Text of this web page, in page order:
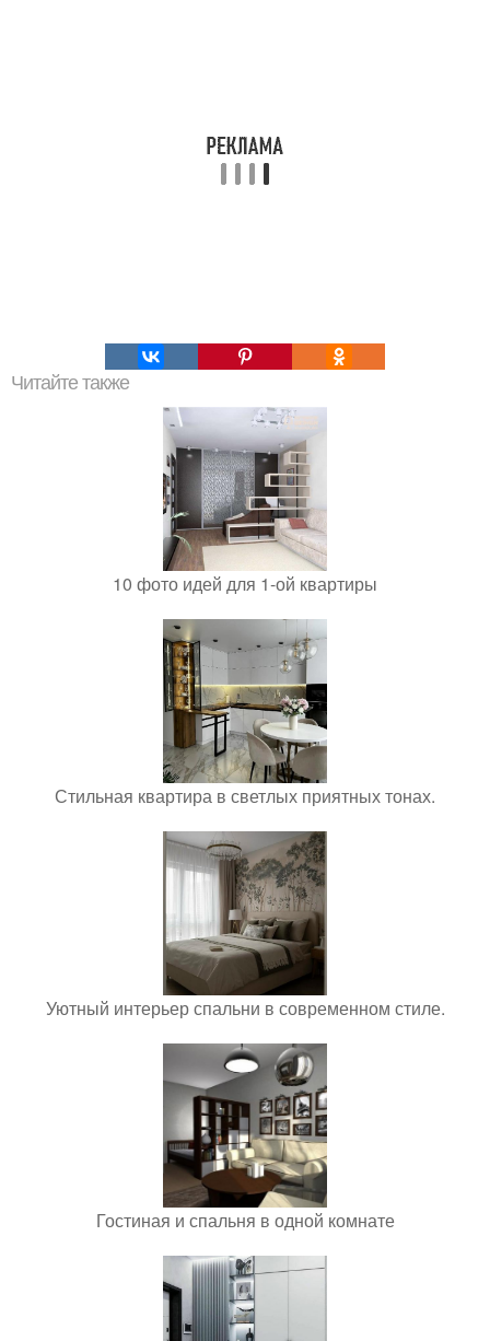
Читайте также
10 фото идей для 1-ой квартиры
Стильная квартира в светлых приятных тонах.
Уютный интерьер спальни в современном стиле.
Гостиная и спальня в одной комнате